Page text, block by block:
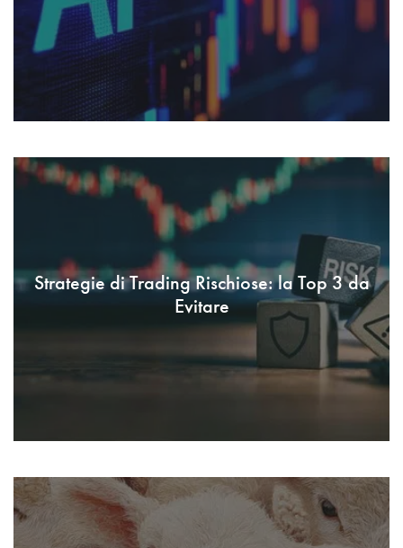
Strategie di Trading Rischiose: la Top 3 da
Evitare